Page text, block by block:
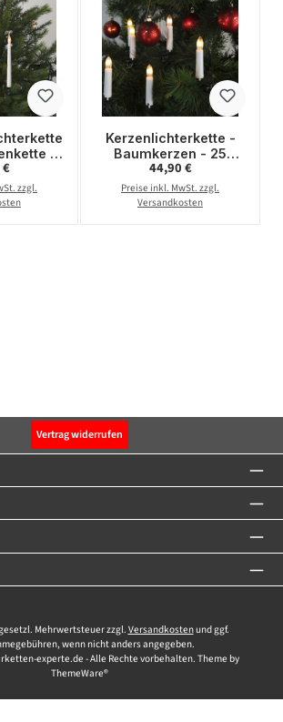
-
LED -
-
Preis:
zzgl.
Kerzenlichterkette -
Baumkerzen - 25
warmweiße
Glühlampen - Ring -
E10 Fassung - L: 12m -
Regulärer Preis:
44,90 €
Preise inkl. MwSt. zzgl.
Versandkosten
Vertrag widerrufen
Mehrwertsteuer zzgl. Versandkostenund ggf.
wenn nicht anders angegeben.
experte.de - Alle Rechte vorbehalten. Theme by
ThemeWare®